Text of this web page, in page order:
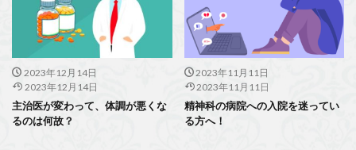
2023年12月14日
2023年12月14日
主治医が変わって、体調が悪くな
るのは何故？
2023年11月11日
2023年11月11日
精神科の病院への入院を迷ってい
る方へ！